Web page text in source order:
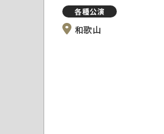
各種公演
和歌山